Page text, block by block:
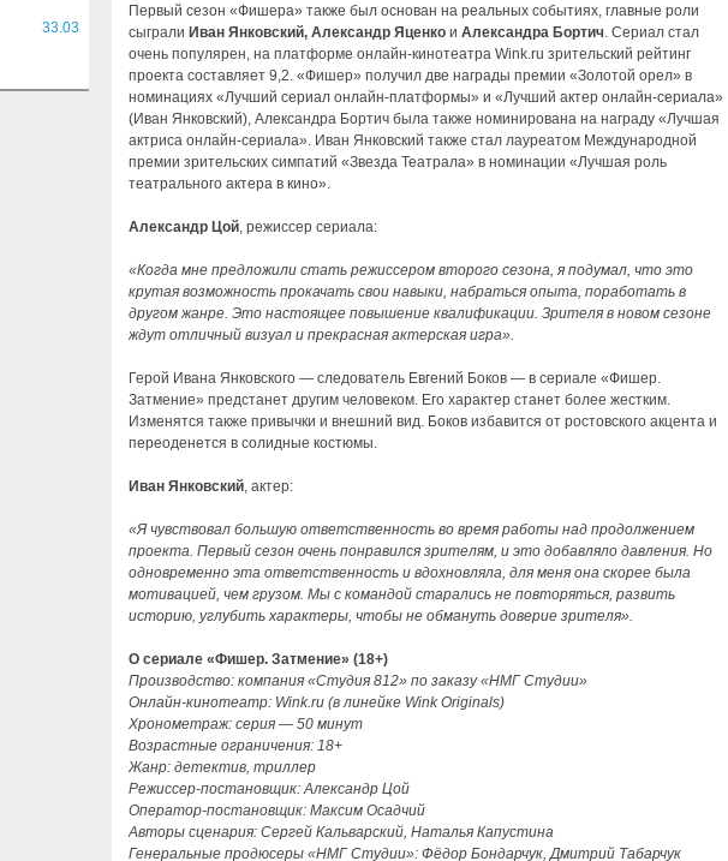
33.03
Первый сезон «Фишера» также был основан на реальных событиях, главные роли
сыграли Иван Янковский, Александр Яценко и Александра Бортич. Сериал стал
очень популярен, на платформе онлайн-кинотеатра Wink.ru зрительский рейтинг
проекта составляет 9,2. «Фишер» получил две награды премии «Золотой орел» в
номинациях «Лучший сериал онлайн-платформы» и «Лучший актер онлайн-сериала»
(Иван Янковский), Александра Бортич была также номинирована на награду «Лучшая
актриса онлайн-сериала». Иван Янковский также стал лауреатом Международной
премии зрительских симпатий «Звезда Театрала» в номинации «Лучшая роль
театрального актера в кино».
Александр Цой, режиссер сериала:
«Когда мне предложили стать режиссером второго сезона, я подумал, что это
крутая возможность прокачать свои навыки, набраться опыта, поработать в
другом жанре. Это настоящее повышение квалификации. Зрителя в новом сезоне
ждут отличный визуал и прекрасная актерская игра».
Герой Ивана Янковского — следователь Евгений Боков — в сериале «Фишер.
Затмение» предстанет другим человеком. Его характер станет более жестким.
Изменятся также привычки и внешний вид. Боков избавится от ростовского акцента и
переоденется в солидные костюмы.
Иван Янковский, актер:
«Я чувствовал большую ответственность во время работы над продолжением
проекта. Первый сезон очень понравился зрителям, и это добавляло давления. Но
одновременно эта ответственность и вдохновляла, для меня она скорее была
мотивацией, чем грузом. Мы с командой старались не повторяться, развить
историю, углубить характеры, чтобы не обмануть доверие зрителя».
О сериале «Фишер. Затмение» (18+)
Производство: компания «Студия 812» по заказу «НМГ Студии»
Онлайн-кинотеатр: Wink.ru (в линейке Wink Originals)
Хронометраж: серия — 50 минут
Возрастные ограничения: 18+
Жанр: детектив, триллер
Режиссер-постановщик: Александр Цой
Оператор-постановщик: Максим Осадчий
Авторы сценария: Сергей Кальварский, Наталья Капустина
Генеральные продюсеры «НМГ Студии»: Фёдор Бондарчук, Дмитрий Табарчук